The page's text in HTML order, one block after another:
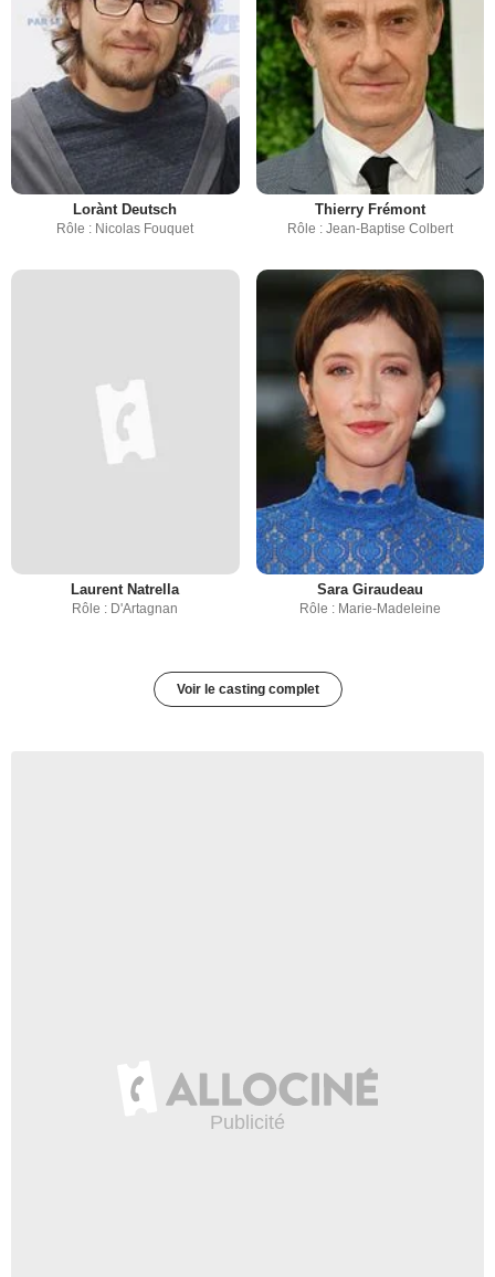
Lorànt Deutsch
Rôle : Nicolas Fouquet
Thierry Frémont
Rôle : Jean-Baptise Colbert
Laurent Natrella
Rôle : D'Artagnan
Sara Giraudeau
Rôle : Marie-Madeleine
Voir le casting complet